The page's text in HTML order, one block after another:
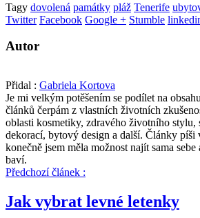
Tagy dovolená památky pláž Tenerife
Twitter Facebook Google + Stumble
Autor
Přidal : Gabriela Kortova
Je mi velkým potěšením se podílet na
článků čerpám z vlastních životních
oblasti kosmetiky, zdravého životního stylu,
dekorací, bytový design a další. Články píši
konečně jsem měla možnost najít sama
baví.
Předchozí článek :
Jak vybrat levné letenky